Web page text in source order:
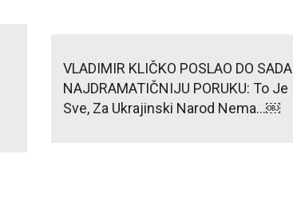
VLADIMIR KLIČKO POSLAO DO SADA
NAJDRAMATIČNIJU PORUKU: To Je
Sve, Za Ukrajinski Narod Nema…￼